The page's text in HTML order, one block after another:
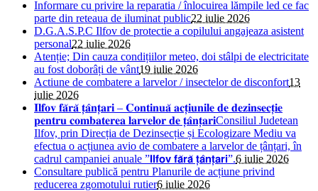
Informare cu privire la reparatia / înlocuirea lămpile led ce fac
parte din reteaua de iluminat public22 iulie 2026
D.G.A.S.P.C Ilfov de protectie a copilului angajeaza asistent
personal22 iulie 2026
Atenție; Din cauza condițiilor meteo, doi stâlpi de electricitate
au fost doborâți de vânt19 iulie 2026
Actiune de combatere a larvelor / insectelor de disconfort13
iulie 2026
𝐈𝐥𝐟𝐨𝐯 𝐟𝐚̆𝐫𝐚̆ 𝐭̦𝐚̂𝐧𝐭̦𝐚𝐫𝐢 – 𝐂𝐨𝐧𝐭𝐢𝐧𝐮𝐚̆ 𝐚𝐜𝐭̦𝐢𝐮𝐧𝐢𝐥𝐞 𝐝𝐞 𝐝𝐞𝐳𝐢𝐧𝐬𝐞𝐜𝐭̦𝐢𝐞
𝐩𝐞𝐧𝐭𝐫𝐮 𝐜𝐨𝐦𝐛𝐚𝐭𝐞𝐫𝐞𝐚 𝐥𝐚𝐫𝐯𝐞𝐥𝐨𝐫 𝐝𝐞 𝐭̦𝐚̂𝐧𝐭̦𝐚𝐫𝐢Consiliul Judetean
Ilfov, prin Direcția de Dezinsecție și Ecologizare Mediu va
efectua o acțiunea avio de combatere a larvelor de țânțari, în
cadrul campaniei anuale ”𝗜𝗹𝗳𝗼𝘃 𝗳𝗮̆𝗿𝗮̆ 𝘁̦𝗮̂𝗻𝘁̦𝗮𝗿𝗶”.6 iulie 2026
Consultare publică pentru Planurile de acțiune privind
reducerea zgomotului rutier6 iulie 2026